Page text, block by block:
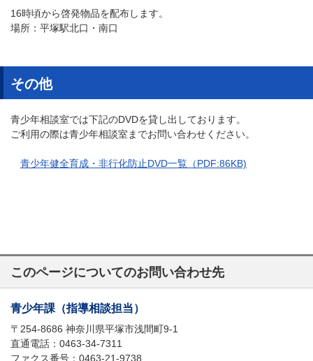
16時頃から啓発物品を配布します。
場所：平塚駅北口・南口
その他
青少年相談室では下記のDVDを貸し出しております。
ご利用の際は青少年相談室までお問い合わせください。
青少年健全育成・非行化防止DVD一覧（PDF:86KB)
このページについてのお問い合わせ先
青少年課（指導相談担当）
〒254-8686 神奈川県平塚市浅間町9-1
直通電話：0463-34-7311
ファクス番号：0463-21-9738